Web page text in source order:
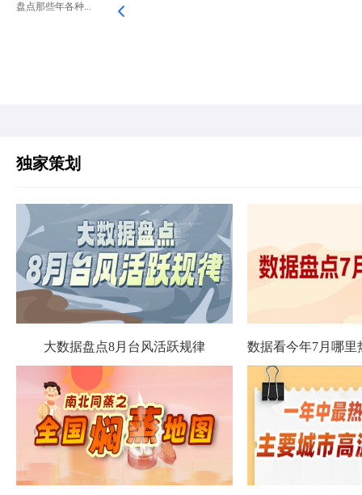
盘点那些年各种...
独家策划
大数据盘点8月台风活跃规律